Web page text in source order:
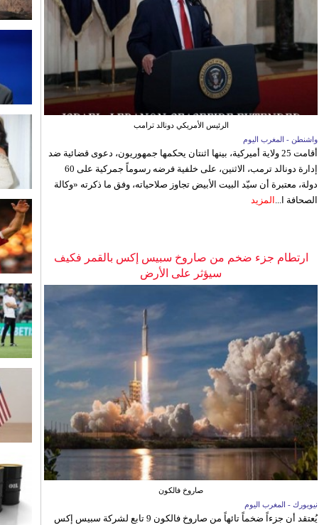
الرئيس الأمريكي دونالد ترامب
واشنطن - المغرب اليوم
أقامت 25 ولاية أميركية، بينها اثنتان يحكمها جمهوريون، دعوى قضائية ضد
إدارة دونالد ترمب، الاثنين، على خلفية فرضه رسوماً جمركية على 60
دولة، معتبرة أن سيّد البيت الأبيض تجاوز صلاحياته، وفق ما ذكرته «وكالة
الصحافة ا... المزيد
ارتطام جزء ضخم من صاروخ سبيس إكس بالقمر فكيف
سيؤثر على الأرض
صاروخ فالكون
نيويورك - المغرب اليوم
يُعتقد أن جزءاً ضخماً تائهاً من صاروخ فالكون 9 تابع لشركة سبيس إكس